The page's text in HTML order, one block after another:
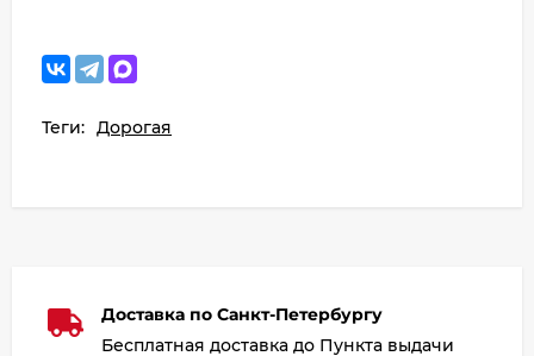
Теги: Дорогая
Доставка по Санкт-Петербургу
Бесплатная доставка до Пункта выдачи